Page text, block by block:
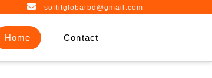
softitglobalbd@gmail.com
Home Contact